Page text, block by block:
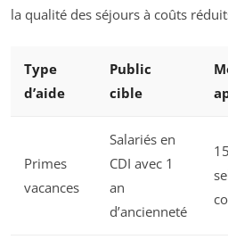
la qualité des séjours à coûts
Type
d’aide
Public
cible
Primes
vacances
Salariés en
CDI avec 1
an
d’ancienneté